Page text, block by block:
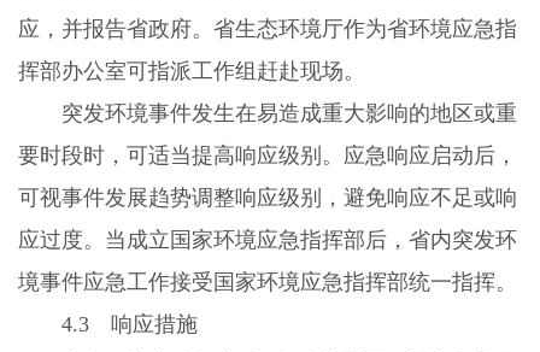
应，并报告省政府。省生态环境厅作为省环境应急指
挥部办公室可指派工作组赶赴现场。
突发环境事件发生在易造成重大影响的地区或重
要时段时，可适当提高响应级别。应急响应启动后，
可视事件发展趋势调整响应级别，避免响应不足或响
应过度。当成立国家环境应急指挥部后，省内突发环
境事件应急工作接受国家环境应急指挥部统一指挥。
4.3 响应措施